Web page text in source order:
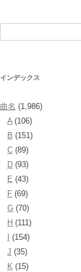
インデックス
曲名 (1,986)
A(106)
B (151)
C (89)
D (93)
E (43)
F (69)
G (70)
H (111)
(154)
J (35)
K (15)